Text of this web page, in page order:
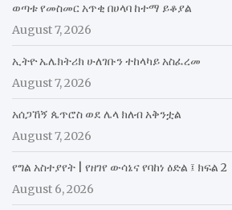
ወጣቱ የመስመር አጥቂ በሀላባ ከተማ ይቆያል
August 7, 2026
ኢትዮ ኤሌክትሪክ ሁለገቡን ተከላካይ አስፈረመ
August 7, 2026
አሰጋኸኝ ጴጥሮስ ወደ ሌላ ክለብ አቅንቷል
August 7, 2026
የግል አስተያየት | የዘገየ ውሳኔና የባከነ ዕድል ፤ ክፍል 2
August 6, 2026